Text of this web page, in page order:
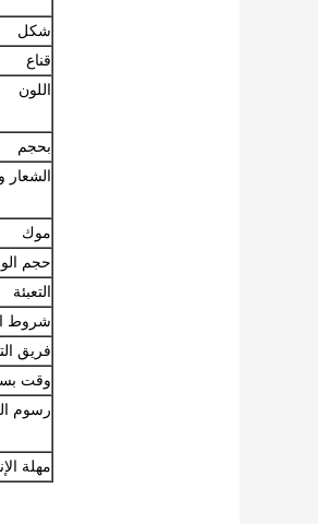
شكل
قناع
اللون
بحجم
الشعار
موك
حجم
التعبئة
شروط
فريق
وقت
رسوم
مهلة